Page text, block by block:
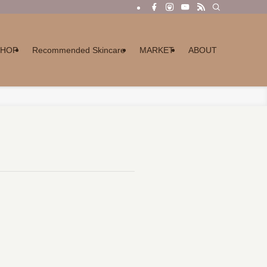
Recommended Skincare MARKET ABOUT